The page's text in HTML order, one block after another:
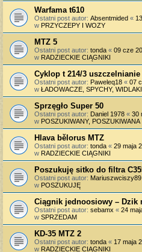
Warfama t610
Ostatni post autor: Absentmided «
w PRZYCZEPY I WOZY
MTZ 5
Ostatni post autor: tonda « 09 cze
w RADZIECKIE CIĄGNIKI
Cyklop t 214/3
Ostatni post autor: Paweleq18 « 07
w ŁADOWACZE, SPYCHY,
Sprzęgło Super 50
Ostatni post autor: Daniel 1978 « 30
w POSZUKIWANY, POSZUKIWANA
Hlava bělorus MTZ
Ostatni post autor: tonda « 29 maja
w RADZIECKIE CIĄGNIKI
Poszukuję sitko do filtra
Ostatni post autor: Mariuszwciszy89
w POSZUKUJĘ
Ciągnik jednoosiowy – Dzik
Ostatni post autor: sebamx « 24
w SPRZEDAM
KD-35 MTZ 2
Ostatni post autor: tonda « 17 maja
w RADZIECKIE CIĄGNIKI